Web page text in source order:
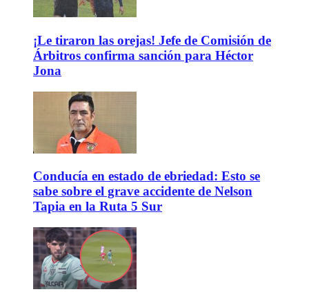
¡Le tiraron las orejas! Jefe de Comisión de
Árbitros confirma sanción para Héctor
Jona
Conducía en estado de ebriedad: Esto se
sabe sobre el grave accidente de Nelson
Tapia en la Ruta 5 Sur